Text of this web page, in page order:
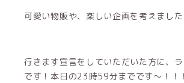
可愛い物販や、楽しい企画を考えました
行きます宣言をしていただいた方に、
です！本日の23時59分までです～！！！